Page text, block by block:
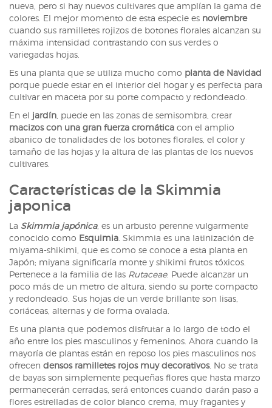
nueva, pero si hay nuevos cultivares que amplían la gama de
colores. El mejor momento de esta especie es noviembre
cuando sus ramilletes rojizos de botones florales alcanzan su
máxima intensidad contrastando con sus verdes o
variegadas hojas.
Es una planta que se utiliza mucho como planta de Navidad
porque puede estar en el interior del hogar y es perfecta para
cultivar en maceta por su porte compacto y redondeado.
En el jardín, puede en las zonas de semisombra, crear
macizos con una gran fuerza cromática con el amplio
abanico de tonalidades de los botones florales, el color y
tamaño de las hojas y la altura de las plantas de los nuevos
cultivares.
Características de la Skimmia
japonica
La Skimmia japónica, es un arbusto perenne vulgarmente
conocido como Esquimia. Skimmia es una latinización de
miyama-shikimi, que es como se conoce a esta planta en
Japón; miyana significaría monte y shikimi frutos tóxicos.
Pertenece a la familia de las Rutaceae. Puede alcanzar un
poco más de un metro de altura, siendo su porte compacto
y redondeado. Sus hojas de un verde brillante son lisas,
coriáceas, alternas y de forma ovalada.
Es una planta que podemos disfrutar a lo largo de todo el
año entre los pies masculinos y femeninos. Ahora cuando la
mayoría de plantas están en reposo los pies masculinos nos
ofrecen densos ramilletes rojos muy decorativos. No se trata
de bayas son simplemente pequeñas flores que hasta marzo
permanecerán cerradas, será entonces cuando darán paso a
flores estrelladas de color blanco crema, muy fragantes y